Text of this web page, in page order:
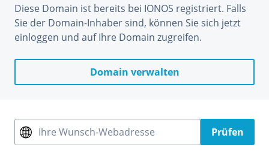
Diese Domain ist bereits bei IONOS registriert. Falls
Sie der Domain-Inhaber sind, können Sie sich jetzt
einloggen und auf Ihre Domain zugreifen.
Domain verwalten
Ihre Wunsch-Webadresse Prüfen